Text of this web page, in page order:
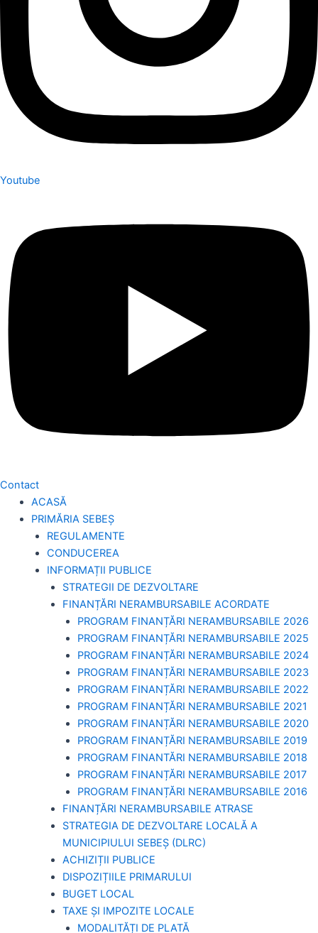
Youtube
Contact
ACASĂ
PRIMĂRIA SEBEȘ
REGULAMENTE
CONDUCEREA
INFORMAȚII PUBLICE
STRATEGII DE DEZVOLTARE
FINANȚĂRI NERAMBURSABILE ACORDATE
PROGRAM FINANȚĂRI NERAMBURSABILE 2026
PROGRAM FINANȚĂRI NERAMBURSABILE 2025
PROGRAM FINANȚĂRI NERAMBURSABILE 2024
PROGRAM FINANȚĂRI NERAMBURSABILE 2023
PROGRAM FINANȚĂRI NERAMBURSABILE 2022
PROGRAM FINANȚĂRI NERAMBURSABILE 2021
PROGRAM FINANȚĂRI NERAMBURSABILE 2020
PROGRAM FINANȚĂRI NERAMBURSABILE 2019
PROGRAM FINANTĂRI NERAMBURSABILE 2018
PROGRAM FINANȚĂRI NERAMBURSABILE 2017
PROGRAM FINANȚĂRI NERAMBURSABILE 2016
FINANȚĂRI NERAMBURSABILE ATRASE
STRATEGIA DE DEZVOLTARE LOCALĂ A
MUNICIPIULUI SEBEȘ (DLRC)
ACHIZIȚII PUBLICE
DISPOZIȚIILE PRIMARULUI
BUGET LOCAL
TAXE ȘI IMPOZITE LOCALE
MODALITĂȚI DE PLATĂ